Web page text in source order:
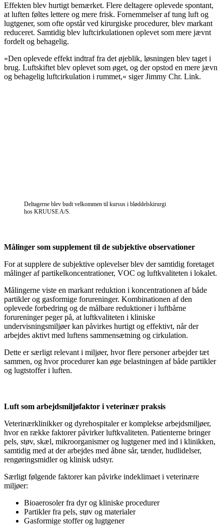
Effekten blev hurtigt bemærket. Flere deltagere oplevede spontant,
at luften føltes lettere og mere frisk. Fornemmelser af tung luft og
lugtgener, som ofte opstår ved kirurgiske procedurer, blev markant
reduceret. Samtidig blev luftcirkulationen oplevet som mere jævnt
fordelt og behagelig.
»Den oplevede effekt indtraf fra det øjeblik, løsningen blev taget i
brug. Luftskiftet blev oplevet som øget, og der opstod en mere jævn
og behagelig luftcirkulation i rummet,« siger Jimmy Chr. Link.
Deltagerne blev budt velkommen til kursus i bløddelskirurgi
hos KRUUSE A/S.
Målinger som supplement til de subjektive observationer
For at supplere de subjektive oplevelser blev der samtidig foretaget
målinger af partikelkoncentrationer, VOC og luftkvaliteten i lokalet.
Målingerne viste en markant reduktion i koncentrationen af både
partikler og gasformige forureninger. Kombinationen af den
oplevede forbedring og de målbare reduktioner i luftbårne
forureninger peger på, at luftkvaliteten i kliniske
undervisningsmiljøer kan påvirkes hurtigt og effektivt, når der
arbejdes aktivt med luftens sammensætning og cirkulation.
Dette er særligt relevant i miljøer, hvor flere personer arbejder tæt
sammen, og hvor procedurer kan øge belastningen af både partikler
og lugtstoffer i luften.
Luft som arbejdsmiljøfaktor i veterinær praksis
Veterinærklinikker og dyrehospitaler er komplekse arbejdsmiljøer,
hvor en række faktorer påvirker luftkvaliteten. Patienterne bringer
pels, støv, skæl, mikroorganismer og lugtgener med ind i klinikken,
samtidig med at der arbejdes med åbne sår, tænder, hudlidelser,
rengøringsmidler og klinisk udstyr.
Særligt følgende faktorer kan påvirke indeklimaet i veterinære
miljøer:
Bioaerosoler fra dyr og kliniske procedurer
Partikler fra pels, støv og materialer
Gasformige stoffer og lugtgener